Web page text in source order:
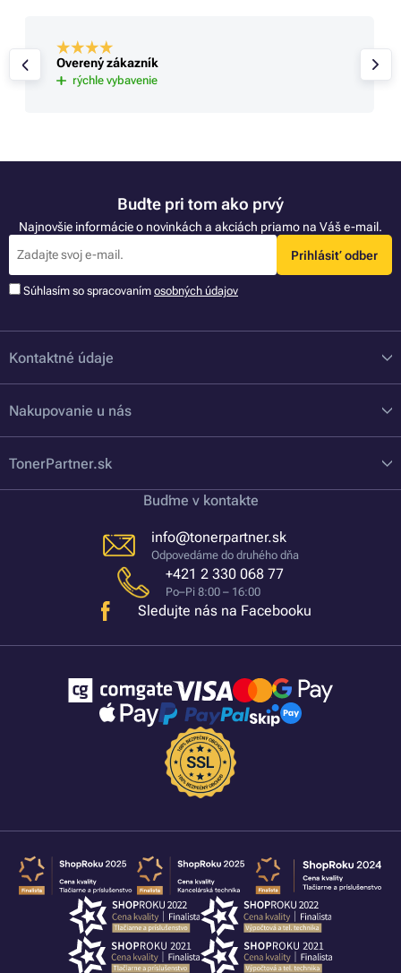
Overený zákazník
rýchle vybavenie
Buďte pri tom ako prvý
Najnovšie informácie o novinkách a akciách priamo na Váš e-mail.
Prihlásiť odber
Súhlasím so spracovaním osobných údajov
Kontaktné údaje
Nakupovanie u nás
TonerPartner.sk
Buďme v kontakte
info@tonerpartner.sk
Odpovedáme do druhého dňa
+421 2 330 068 77
Po–Pi 8:00 – 16:00
Sledujte nás na Facebooku